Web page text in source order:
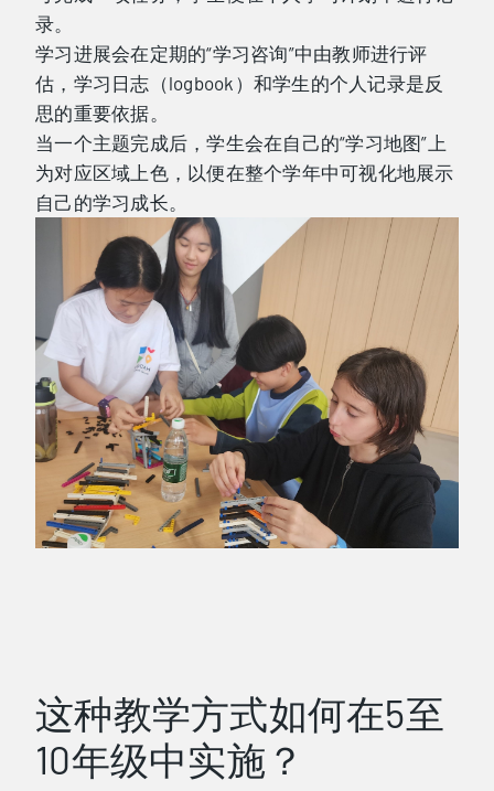
录。
学习进展会在定期的“学习咨询”中由教师进行评
估，学习日志（logbook）和学生的个人记录是反
思的重要依据。
当一个主题完成后，学生会在自己的“学习地图”上
为对应区域上色，以便在整个学年中可视化地展示
自己的学习成长。
这种教学方式如何在5至
10年级中实施？